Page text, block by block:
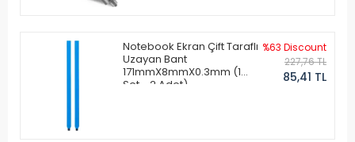
Notebook Ekran Çift Taraflı
Uzayan Bant
171mmX8mmX0.3mm (1
Set - 2 Adet)
%63 Discount
227,76 TL
85,41 TL